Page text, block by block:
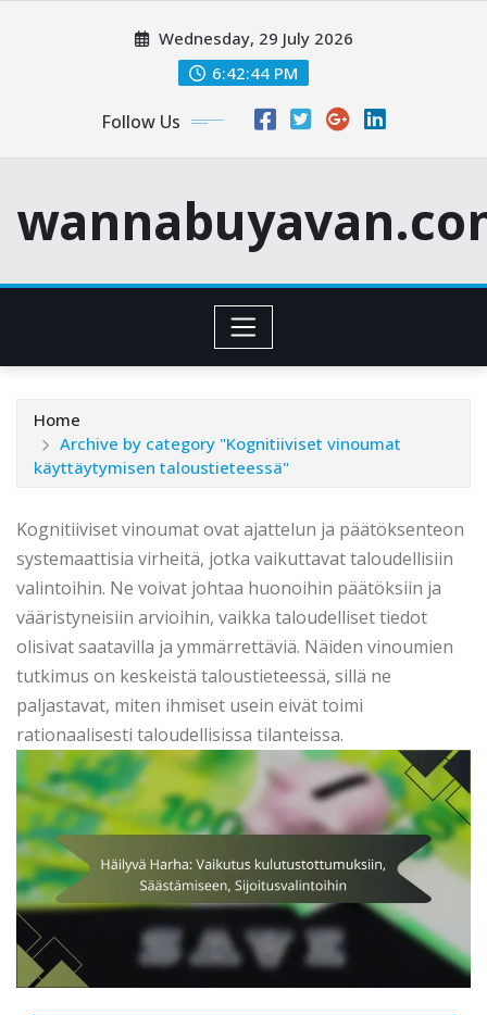
Wednesday, 29 July 2026
6:42:46 PM
Follow Us
Home
Archive by category "Kognitiiviset vinoumat
käyttäytymisen taloustieteessä"
Kognitiiviset vinoumat ovat ajattelun ja päätöksenteon
systemaattisia virheitä, jotka vaikuttavat taloudellisiin
valintoihin. Ne voivat johtaa huonoihin päätöksiin ja
vääristyneisiin arvioihin, vaikka taloudelliset tiedot
olisivat saatavilla ja ymmärrettäviä. Näiden vinoumien
tutkimus on keskeistä taloustieteessä, sillä ne
paljastavat, miten ihmiset usein eivät toimi
rationaalisesti taloudellisissa tilanteissa.